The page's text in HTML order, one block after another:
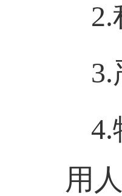
2.
3.
4.
用